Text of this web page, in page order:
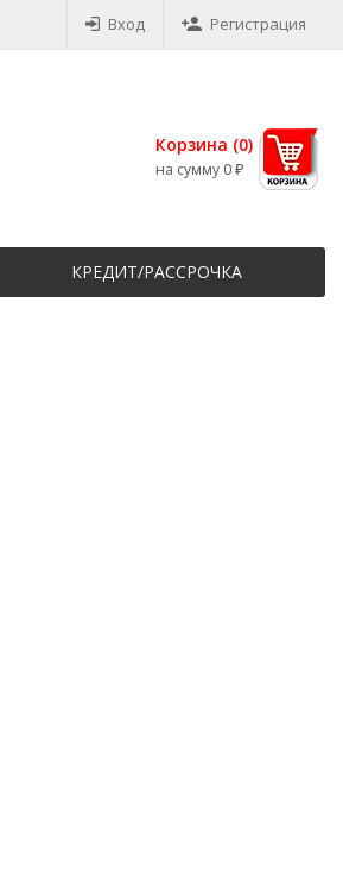
Вход Регистрация
Корзина (0)
на сумму 0 ₽
КРЕДИТ/РАССРОЧКА